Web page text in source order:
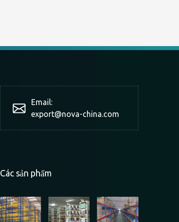
Email:
export@nova-china.com
Các sản phẩm